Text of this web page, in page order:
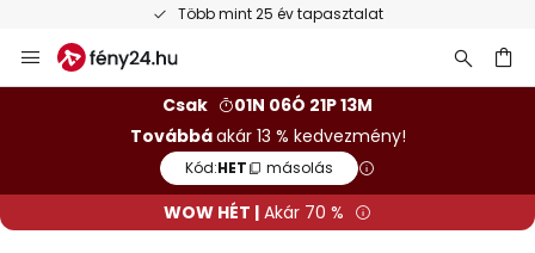
Több mint 25 év tapasztalat
Ugrás
a
Csak
01N 06Ó 21P 12M
Továbbáakár 13 % kedvezmény!
Kód:HET másolás
WOW HÉT | Akár 70 %